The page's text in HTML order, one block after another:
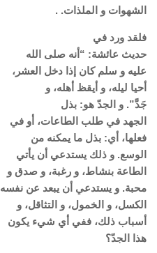
الشهوات و الملذات. .
فلقد ورد في
حديث عائشة: “أنه صلى الله
عليه و سلم كان إذا دخل العشر،
أحيا ليله، و أيقظ أهله، و
جَدَّ”. و الجدّ هو: بذل
الجهد في طلب الطاعات، أو في
فعلها، أي: بذل ما يمكنه من
الوسع. و ذلك يستدعي أن يأتي
الطاعة بنشاط، و رغبة، و صدق و
محبة. و يستدعي أن يبعد عن نفسه
الكسل، و الخمول، و التثاقل، و
أسباب ذلك، ففي أي شيء يكون
هذا الجدّ؟